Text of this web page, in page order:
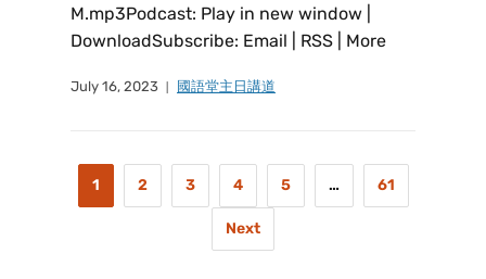
M.mp3Podcast: Play in new window |
DownloadSubscribe: Email | RSS | More
July 16, 2023 國語堂主日講道
1 2 3 4 5 … 61
Next